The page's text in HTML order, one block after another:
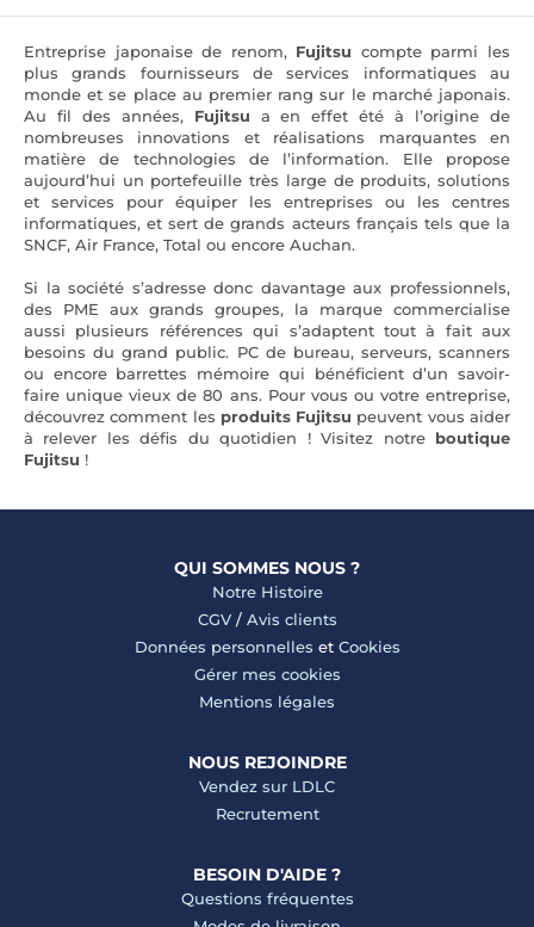
Entreprise japonaise de renom, Fujitsu compte parmi les
plus grands fournisseurs de services informatiques au
monde et se place au premier rang sur le marché japonais.
Au fil des années, Fujitsu a en effet été à l’origine de
nombreuses innovations et réalisations marquantes en
matière de technologies de l’information. Elle propose
aujourd’hui un portefeuille très large de produits, solutions
et services pour équiper les entreprises ou les centres
informatiques, et sert de grands acteurs français tels que la
SNCF, Air France, Total ou encore Auchan.
Si la société s’adresse donc davantage aux professionnels,
des PME aux grands groupes, la marque commercialise
aussi plusieurs références qui s’adaptent tout à fait aux
besoins du grand public. PC de bureau, serveurs, scanners
ou encore barrettes mémoire qui bénéficient d’un savoir-
faire unique vieux de 80 ans. Pour vous ou votre entreprise,
découvrez comment les produits Fujitsu peuvent vous aider
à relever les défis du quotidien ! Visitez notre boutique
Fujitsu !
QUI SOMMES NOUS ?
Notre Histoire
CGV/ Avis clients
Données personnelles et Cookies
Gérer mes cookies
Mentions légales
NOUS REJOINDRE
Vendez sur LDLC
Recrutement
BESOIN D'AIDE ?
Questions fréquentes